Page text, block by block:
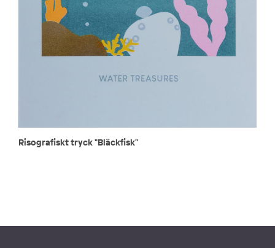
Risografiskt tryck "Bläckfisk"